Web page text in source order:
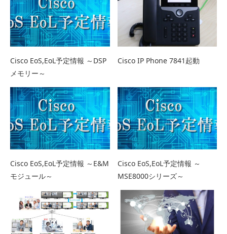
Cisco EoS,EoL予定情報 ～DSP
メモリー～
Cisco IP Phone 7841起動
Cisco EoS,EoL予定情報 ～E&M
モジュール～
Cisco EoS,EoL予定情報 ～
MSE8000シリーズ～